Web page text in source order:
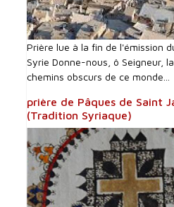
Prière lue à la fin de l'émission
Syrie Donne-nous, ô Seigneur,
chemins obscurs de ce monde...
prière de Pâques de Saint
(Tradition Syriaque)